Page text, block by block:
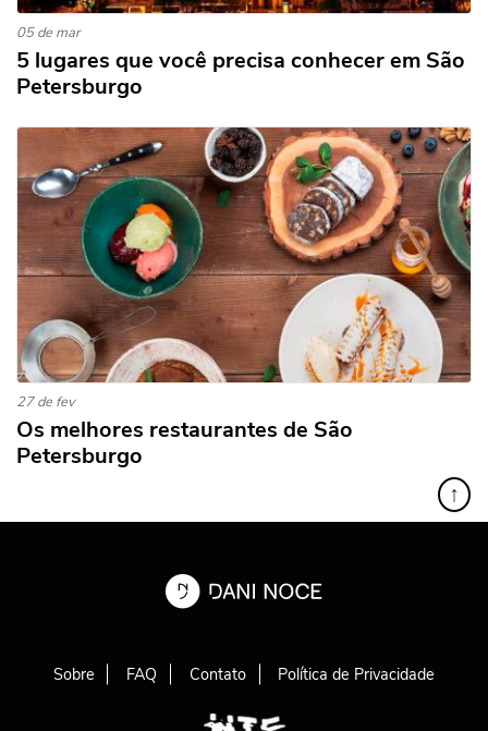
05 de mar
5 lugares que você precisa conhecer em São
Petersburgo
27 de fev
Os melhores restaurantes de São
Petersburgo
↑
Sobre FAQ Contato Política de Privacidade